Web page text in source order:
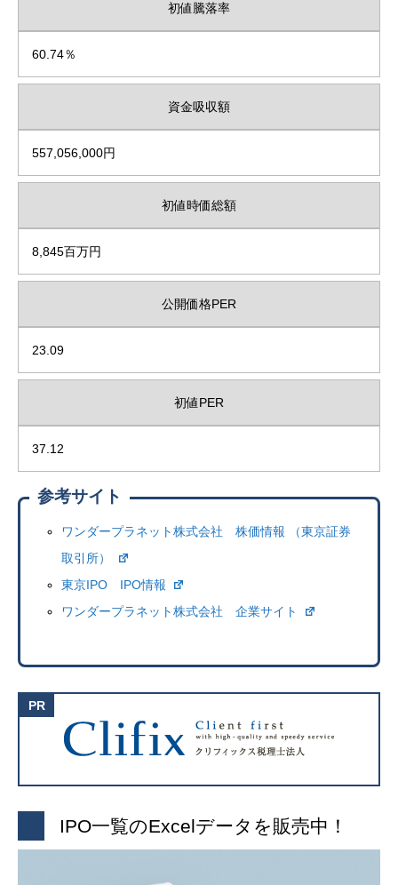
初値騰落率
60.74％
資金吸収額
557,056,000円
初値時価総額
8,845百万円
公開価格PER
23.09
初値PER
37.12
参考サイト
ワンダープラネット株式会社 株価情報 （東京証券
取引所）
東京IPO IPO情報
ワンダープラネット株式会社 企業サイト
IPO一覧のExcelデータを販売中！